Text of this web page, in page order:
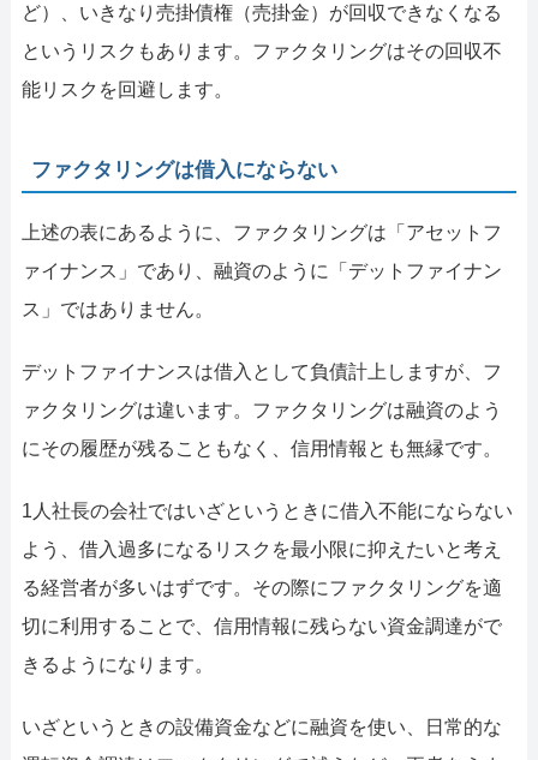
ど）、いきなり売掛債権（売掛金）が回収できなくなる
というリスクもあります。ファクタリングはその回収不
能リスクを回避します。
ファクタリングは借入にならない
上述の表にあるように、ファクタリングは「アセットフ
ァイナンス」であり、融資のように「デットファイナン
ス」ではありません。
デットファイナンスは借入として負債計上しますが、フ
ァクタリングは違います。ファクタリングは融資のよう
にその履歴が残ることもなく、信用情報とも無縁です。
1人社長の会社ではいざというときに借入不能にならない
よう、借入過多になるリスクを最小限に抑えたいと考え
る経営者が多いはずです。その際にファクタリングを適
切に利用することで、信用情報に残らない資金調達がで
きるようになります。
いざというときの設備資金などに融資を使い、日常的な